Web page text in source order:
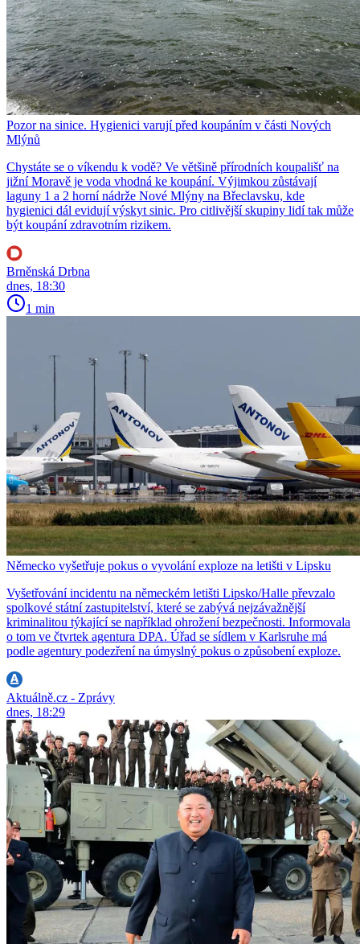
Pozor na sinice. Hygienici varují před koupáním v části Nových
Mlýnů
Chystáte se o víkendu k vodě? Ve většině přírodních koupališť na
jižní Moravě je voda vhodná ke koupání. Výjimkou zůstávají
laguny 1 a 2 horní nádrže Nové Mlýny na Břeclavsku, kde
hygienici dál evidují výskyt sinic. Pro citlivější skupiny lidí tak může
být koupání zdravotním rizikem.
Brněnská Drbna
dnes, 18:30
1 min
Německo vyšetřuje pokus o vyvolání exploze na letišti v Lipsku
Vyšetřování incidentu na německém letišti Lipsko/Halle převzalo
spolkové státní zastupitelství, které se zabývá nejzávažnější
kriminalitou týkající se například ohrožení bezpečnosti. Informovala
o tom ve čtvrtek agentura DPA. Úřad se sídlem v Karlsruhe má
podle agentury podezření na úmyslný pokus o způsobení exploze.
Aktuálně.cz - Zprávy
dnes, 18:29